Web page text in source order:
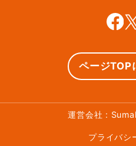
法人利用をご検討の方へ
ページTOP
運営会社 :
プライバシ